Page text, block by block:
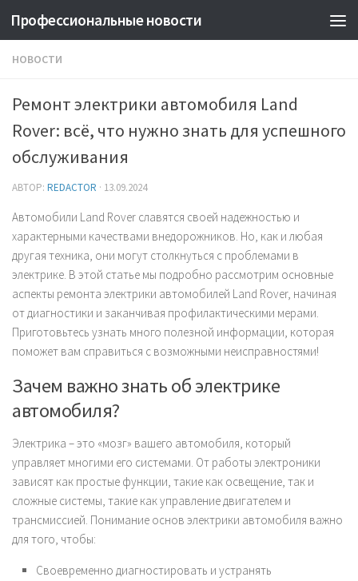
Профессиональные новости
НОВОСТИ
Ремонт электрики автомобиля Land
Rover: всё, что нужно знать для успешного
обслуживания
АВТОР: REDACTOR · 13.09.2024
Автомобили Land Rover славятся своей надежностью и
характерными качествами внедорожников. Но, как и любая
другая техника, они могут столкнуться с проблемами в
электрике. В этой статье мы подробно рассмотрим основные
аспекты ремонта электрики автомобилей Land Rover, начиная
от диагностики и заканчивая профилактическими мерами.
Приготовьтесь узнать много полезной информации, которая
поможет вам справиться с возможными неисправностями!
Зачем важно знать об электрике
автомобиля?
Электрика – это «мозг» вашего автомобиля, который
управляет многими его системами. От работы электроники
зависят как простые функции, такие как освещение, так и
сложные системы, такие как управление двигателем и
трансмиссией. Понимание основ электрики автомобиля важно
для того, чтобы:
Своевременно диагностировать и устранять